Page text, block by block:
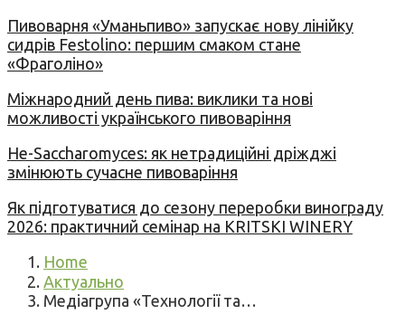
Пивоварня «Уманьпиво» запускає нову лінійку
сидрів Festolino: першим смаком стане
«Фраголіно»
Міжнародний день пива: виклики та нові
можливості українського пивоваріння
Не-Saccharomyces: як нетрадиційні дріжджі
змінюють сучасне пивоваріння
Як підготуватися до сезону переробки винограду
2026: практичний семінар на KRITSKI WINERY
Home
Актуально
Медіагрупа «Технології та…